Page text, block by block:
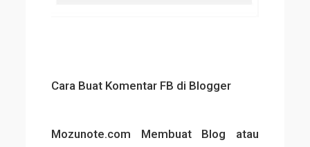
Cara Buat Komentar FB di Blogger
Mozunote.com Membuat Blog atau